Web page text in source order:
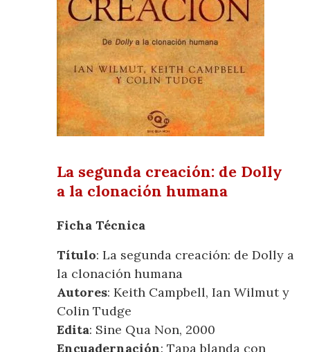
La segunda creación: de Dolly
a la clonación humana
Ficha Técnica
Título: La segunda creación: de Dolly a
la clonación humana
Autores: Keith Campbell, Ian Wilmut y
Colin Tudge
Edita: Sine Qua Non, 2000
Encuadernación: Tapa blanda con